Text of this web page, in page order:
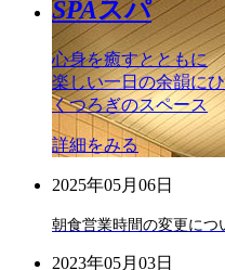
SPAスパ
心身を癒すとともに
楽しい一日の余韻に
くつろぎのスペース
詳細をみる
2025年05月06日
朝食営業時間の変更につ
2023年05月03日